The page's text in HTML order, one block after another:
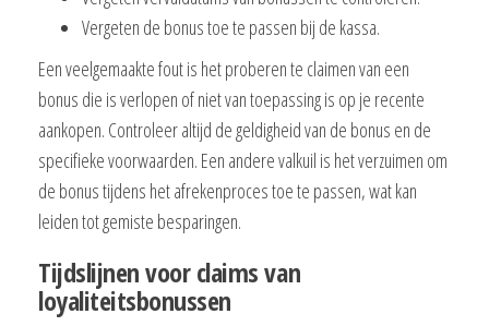
Vergeten de bonus toe te passen bij de kassa.
Een veelgemaakte fout is het proberen te claimen van een
bonus die is verlopen of niet van toepassing is op je recente
aankopen. Controleer altijd de geldigheid van de bonus en de
specifieke voorwaarden. Een andere valkuil is het verzuimen om
de bonus tijdens het afrekenproces toe te passen, wat kan
leiden tot gemiste besparingen.
Tijdslijnen voor claims van
loyaliteitsbonussen